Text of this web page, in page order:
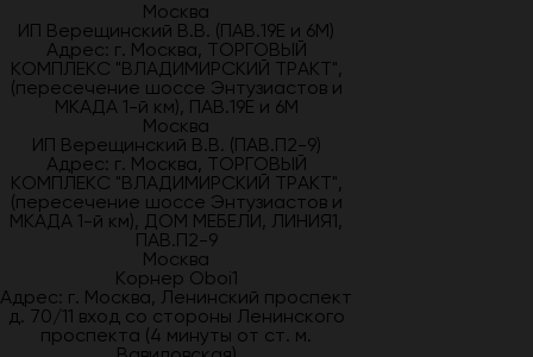
Москва
ИП Верещинский В.В. (ПАВ.19Е и 6М)
Адрес: г. Москва, ТОРГОВЫЙ
КОМПЛЕКС "ВЛАДИМИРСКИЙ ТРАКТ",
(пересечение шоссе Энтузиастов и
МКАДА 1-й км), ПАВ.19Е и 6М
Москва
ИП Верещинский В.В. (ПАВ.П2-9)
Адрес: г. Москва, ТОРГОВЫЙ
КОМПЛЕКС "ВЛАДИМИРСКИЙ ТРАКТ",
(пересечение шоссе Энтузиастов и
МКАДА 1-й км), ДОМ МЕБЕЛИ, ЛИНИЯ1,
ПАВ.П2-9
Москва
Корнер Oboi1
Адрес: г. Москва, Ленинский проспект
д. 70/11 вход со стороны Ленинского
проспекта (4 минуты от ст. м.